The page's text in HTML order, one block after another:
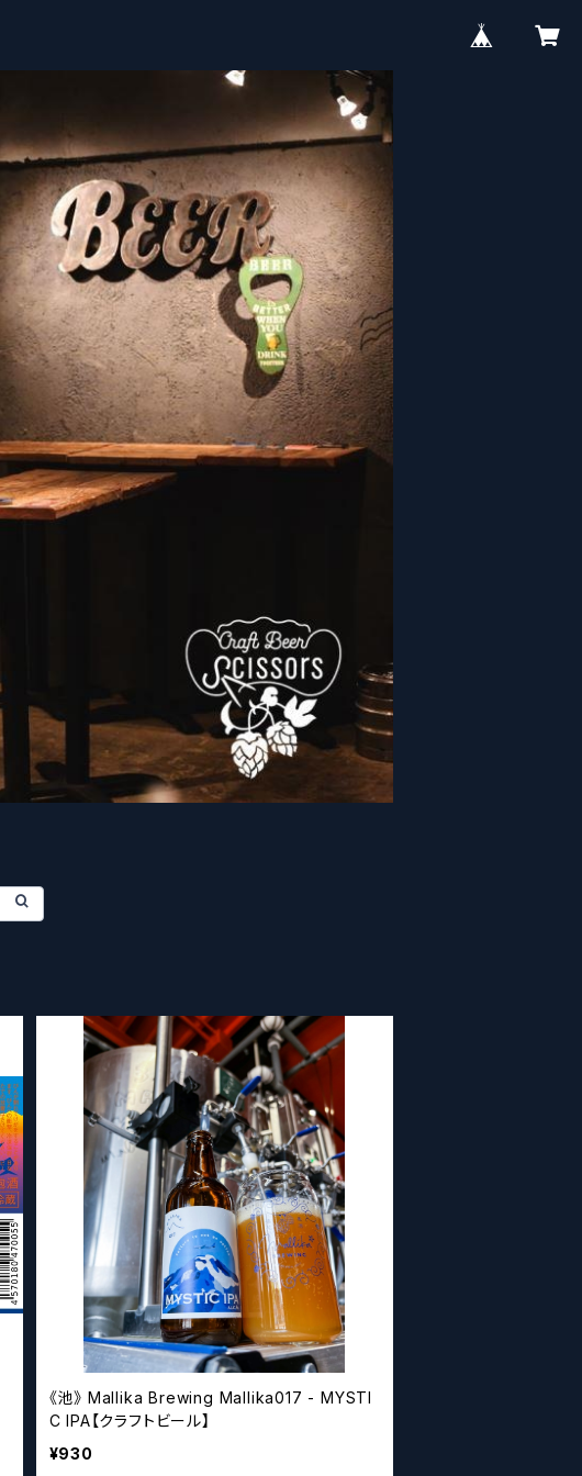
《池》 Mallika Brewing Mallika017 - MYSTI
C IPA【クラフトビール】
¥930